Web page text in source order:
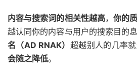
内容与搜索词的相关性越高，你的
越认同你的内容与用户的搜索目的
名（AD RNAK） 超越别人的几率
会随之降低。